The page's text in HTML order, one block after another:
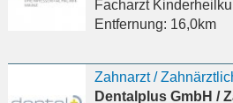
Facharzt
Entfernung: 16,0km